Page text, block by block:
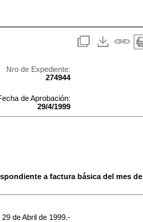
Nro de Expediente:
274944
de Aprobación:
29/4/1999
a factura básica del mes de
29 deAbril de 1999 .-